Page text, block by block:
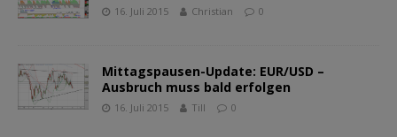
16. Juli 2015 Christian 0
Mittagspausen-Update: EUR/USD –
Ausbruch muss bald erfolgen
16. Juli 2015 Till 0